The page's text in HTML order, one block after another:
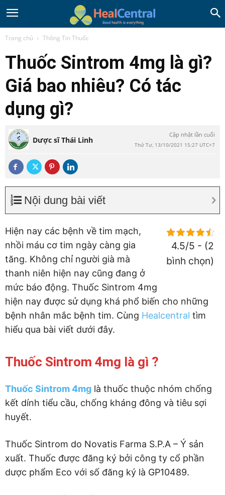
Trang chủ Thông Tin Thuốc
Thuốc Sintrom 4mg là gì?
Giá bao nhiêu? Có tác
dụng gì?
Dược sĩ Thái Linh
Cập nhật lần cuối
Thứ Tư, 13/10/2021 15:27 UTC+7
Nội dung bài viết
4.5/5 - (2
bình chọn)
Hiện nay các bệnh về tim mạch,
nhồi máu cơ tim ngày càng gia
tăng. Không chỉ người già mà
thanh niên hiện nay cũng đang ở
mức báo động. Thuốc Sintrom 4mg
hiện nay được sử dụng khá phổ biến cho những
bệnh nhân mắc bệnh tim. Cùng Healcentral tìm
hiểu qua bài viết dưới đây.
Thuốc Sintrom 4mg là gì ?
Thuốc Sintrom 4mg là thuốc thuộc nhóm chống
kết dính tiểu cầu, chống kháng đông và tiêu sợi
huyết.
Thuốc Sintrom do Novatis Farma S.P.A – Ý sản
xuất. Thuốc được đăng ký bởi công ty cổ phần
dược phẩm Eco với số đăng ký là GP10489.